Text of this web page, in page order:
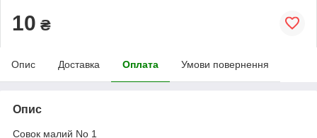
10 ₴
Опис Доставка Оплата Умови повернення
Опис
Совок малий No 1